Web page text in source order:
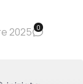
2025 0